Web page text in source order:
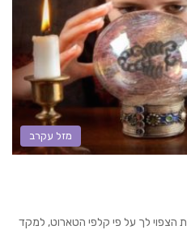
מזל עקרב
לך על פי קלפי הטארוט, למקד